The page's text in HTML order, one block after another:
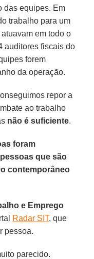
das equipes. Em
trabalho para um
em todo o
auditores fiscais do
forem
da operação.
repor a
ao trabalho
não é suficiente.
foram
que são
contemporâneo
e Emprego
Radar SIT, que
pessoa.
parecido.